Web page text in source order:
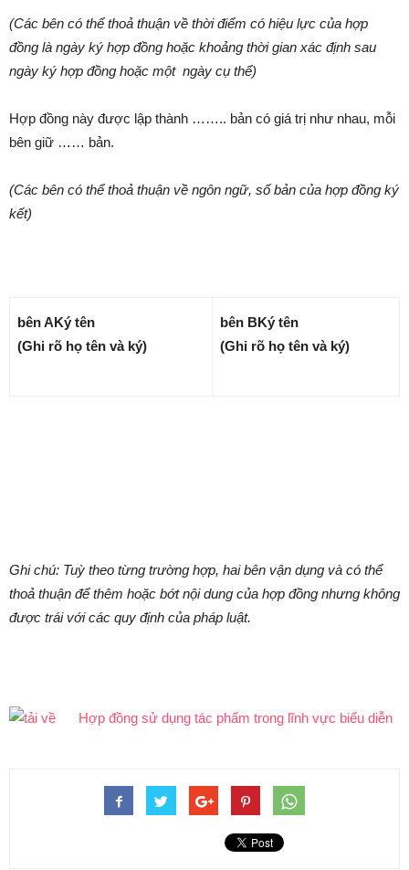
(Các bên có thể thoả thuận về thời điểm có hiệu lực của hợp
đồng là ngày ký hợp đồng hoặc khoảng thời gian xác định sau
ngày ký hợp đồng hoặc một ngày cụ thể)
Hợp đồng này được lập thành …….. bản có giá trị như nhau, mỗi
bên giữ …… bản.
(Các bên có thể thoả thuận về ngôn ngữ, số bản của hợp đồng ký
kết)
bên AKý tên
(Ghi rõ họ tên và ký)
bên BKý tên
(Ghi rõ họ tên và ký)
Ghi chú: Tuỳ theo từng trường hợp, hai bên vận dụng và có thể
thoả thuận để thêm hoặc bớt nội dung của hợp đồng nhưng không
được trái với các quy định của pháp luật.
Hợp đồng sử dụng tác phẩm trong lĩnh vực biểu diễn